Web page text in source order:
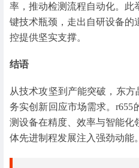
率，推动检测流程自动化。此
键技术瓶颈，走出自研设备的
控提供坚实支撑。
结语
从技术攻坚到产能突破，东方
务实创新回应市场需求。r655
测设备在精度、效率与智能化
体先进制程发展注入强劲动能。